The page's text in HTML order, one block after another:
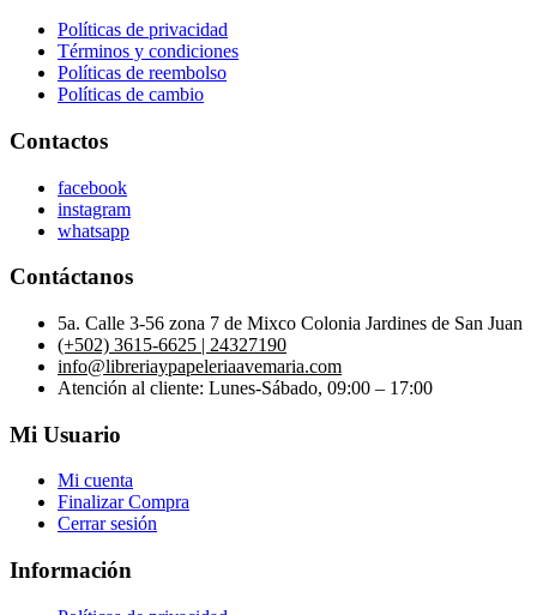
Políticas de privacidad
Términos y condiciones
Políticas de reembolso
Políticas de cambio
Contactos
facebook
instagram
whatsapp
Contáctanos
5a. Calle 3-56 zona 7 de Mixco Colonia Jardines de San Juan
(+502) 3615-6625 | 24327190
info@libreriaypapeleriaavemaria.com
Atención al cliente: Lunes-Sábado, 09:00 – 17:00
Mi Usuario
Mi cuenta
Finalizar Compra
Cerrar sesión
Información